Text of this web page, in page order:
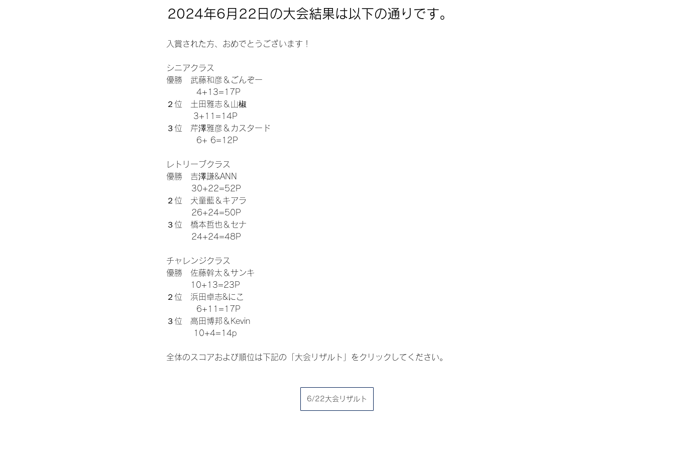
2024年6月22日の大会結果は以下の通りです。
入賞された方、おめでとうございます！
シニアクラス
優勝　武藤和彦＆ごんぞー
4+13=17P
２位　土田雅志＆山椒
3+11=14P
３位　芹澤雅彦＆カスタード
6+ 6=12P
レトリーブクラス
優勝　吉澤謙&ANN
30+22=52P
２位　犬童藍＆キアラ
26+24=50P
３位　橋本哲也＆セナ
24+24=48P
チャレンジクラス
優勝　佐藤幹太＆サンキ
10+13=23P
２位　浜田卓志&にこ
6+11=17P
３位　高田博邦＆Kevin
10+4=14p
全体のスコアおよび順位は下記の「大会リザルト」をクリックしてください。
6/22大会リザルト